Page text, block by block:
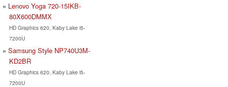
Lenovo Yoga 720-15IKB-
80X600DMMX
HD Graphics 620, Kaby Lake i5-
7200U
Samsung Style NP740U3M-
KD2BR
HD Graphics 620, Kaby Lake i5-
7200U